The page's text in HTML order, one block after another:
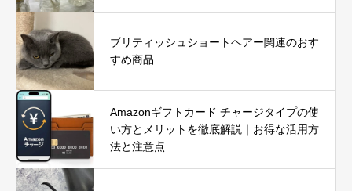
ブリティッシュショートヘアー関連のおす
すめ商品
Amazonギフトカード チャージタイプの使
い方とメリットを徹底解説｜お得な活用方
法と注意点